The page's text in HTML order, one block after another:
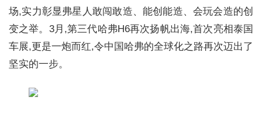
场,实力彰显弗星人敢闯敢造、能创能造、会玩会造的创
变之举。3月,第三代哈弗H6再次扬帆出海,首次亮相泰国
车展,更是一炮而红,令中国哈弗的全球化之路再次迈出了
坚实的一步。